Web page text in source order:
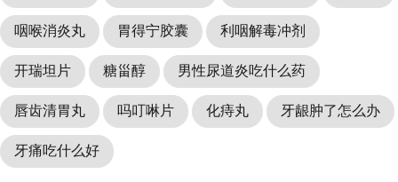
咽喉消炎丸 胃得宁胶囊 利咽解毒冲剂
开瑞坦片 糖甾醇 男性尿道炎吃什么药
唇齿清胃丸 吗叮啉片 化痔丸 牙龈肿了怎么办
牙痛吃什么好